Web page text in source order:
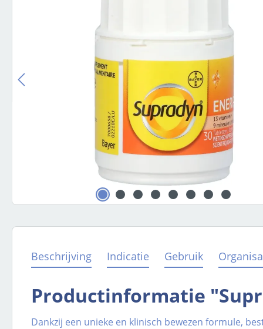
Beschrijving Indicatie Gebruik
Productinformatie
Dankzij een unieke en klinisch bewezen formule,